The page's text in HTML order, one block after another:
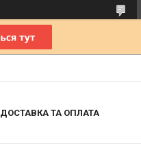
ДОСТАВКА ТА ОПЛАТА